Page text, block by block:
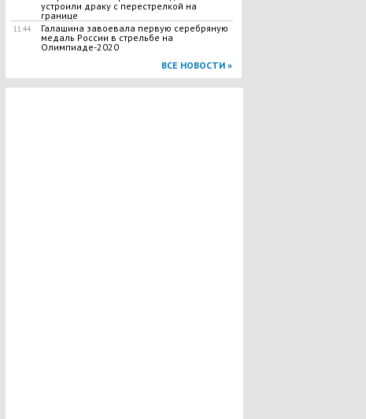
устроили драку с перестрелкой на
границе
11:44
Галашина завоевала первую серебряную
медаль России в стрельбе на
Олимпиаде-2020
ВСЕ НОВОСТИ »